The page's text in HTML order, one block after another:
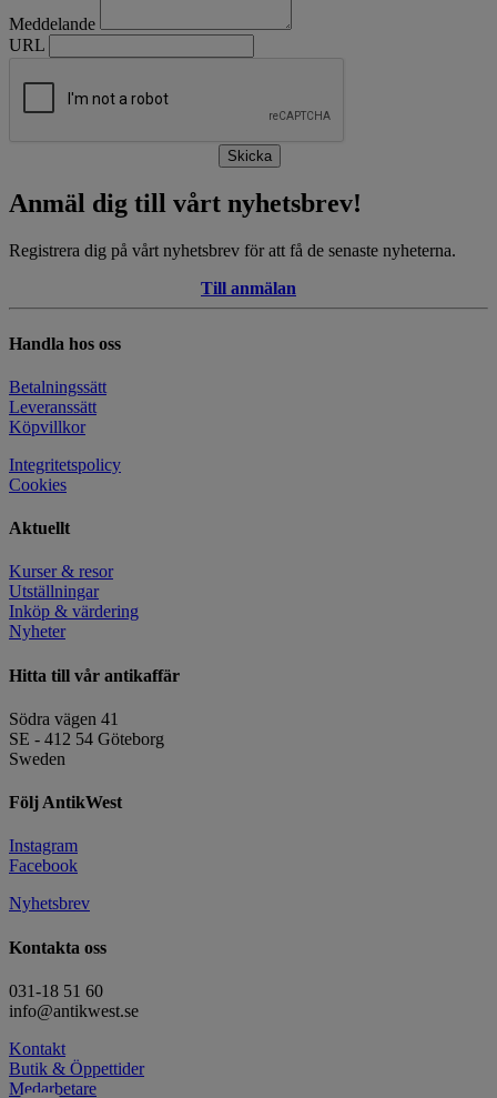
Meddelande
URL
Skicka
Anmäl dig till vårt nyhetsbrev!
Registrera dig på vårt nyhetsbrev för att få de senaste nyheterna.
Till anmälan
Handla hos oss
Betalningssätt
Leveranssätt
Köpvillkor
Integritetspolicy
Cookies
Aktuellt
Kurser & resor
Utställningar
Inköp & värdering
Nyheter
Hitta till vår antikaffär
Södra vägen 41
SE - 412 54 Göteborg
Sweden
Följ AntikWest
Instagram
Facebook
Nyhetsbrev
Kontakta oss
031-18 51 60
info@antikwest.se
Kontakt
Butik & Öppettider
Medarbetare